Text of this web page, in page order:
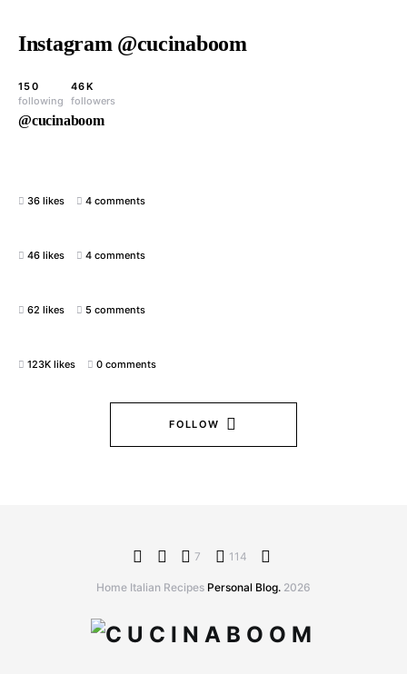
Instagram @cucinaboom
150
following
46K
followers
@cucinaboom
36 likes 4 comments
46 likes 4 comments
62 likes 5 comments
123K likes 0 comments
FOLLOW
7 114
Home Italian Recipes Personal Blog. 2026